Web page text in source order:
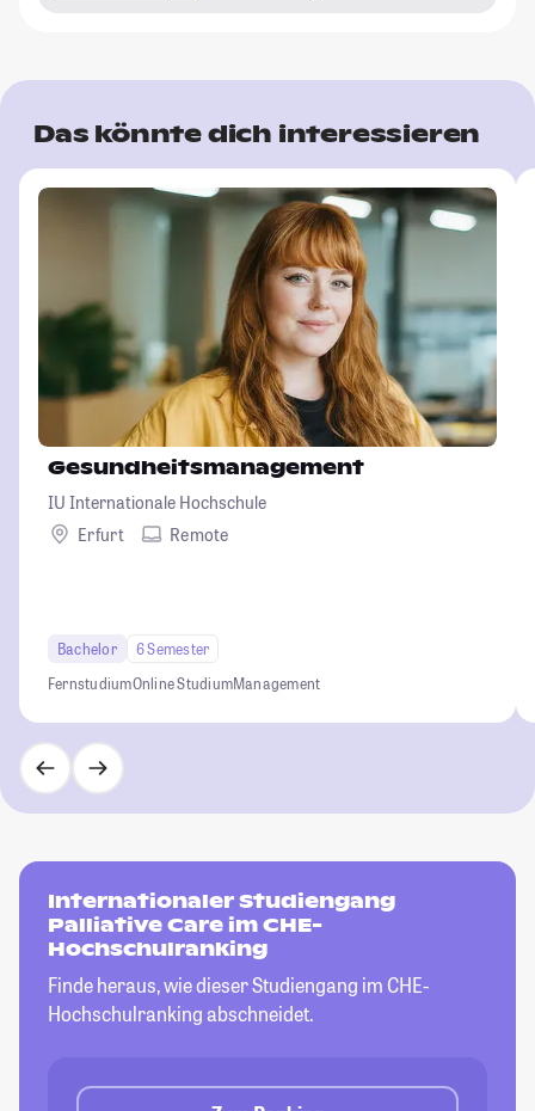
Das könnte dich interessieren
Gesundheitsmanagement
IU Internationale Hochschule
Erfurt
Remote
Bachelor
6 Semester
FernstudiumOnline StudiumManagement
Internationaler Studiengang
Palliative Care im CHE-
Hochschulranking
Finde heraus, wie dieser Studiengang im CHE-
Hochschulranking abschneidet.